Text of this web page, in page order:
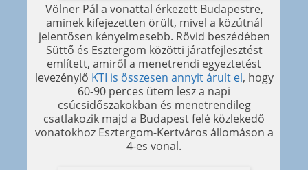
Völner Pál a vonattal érkezett Budapestre,
aminek kifejezetten örült, mivel a közútnál
jelentősen kényelmesebb. Rövid beszédében
Süttő és Esztergom közötti járatfejlesztést
említett, amiről a menetrendi egyeztetést
levezénylő KTI is összesen annyit árult el, hogy
60-90 perces ütem lesz a napi
csúcsidőszakokban és menetrendileg
csatlakozik majd a Budapest felé közlekedő
vonatokhoz Esztergom-Kertváros állomáson a
4-es vonal.